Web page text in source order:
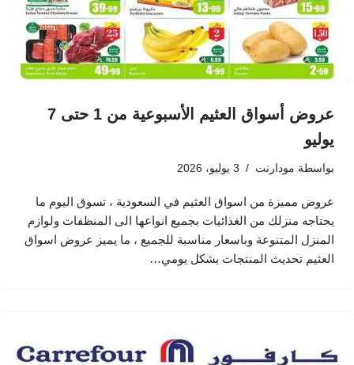
عروض أسواق العثيم الأسبوعية من 1 حتى 7
يوليو
بواسطة مودارنت 3 يوليو، 2026
عروض مميزة من اسواق العثيم في السعودية ، تسوق اليوم ما
يحتاجه منزلك من الغذائيات بجميع انواعها الى المنظفات ولوازم
المنزل المتنوعة وباسعار مناسبة للجميع ، ما يميز عروض اسواق
العثيم تحديث المنتجات بشكل يومي…